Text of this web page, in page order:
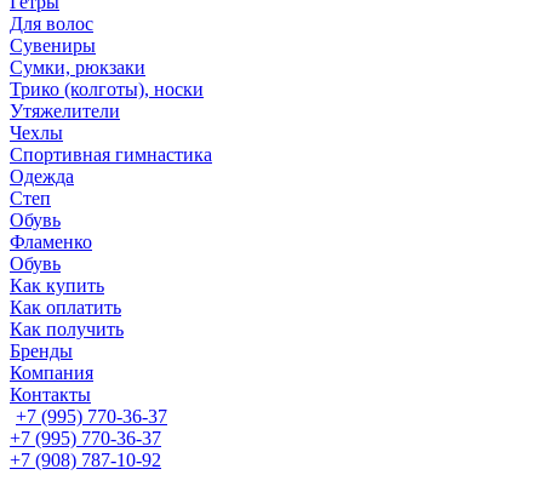
Для волос
Сувениры
Сумки, рюкзаки
Трико (колготы), носки
Утяжелители
Чехлы
Спортивная гимнастика
Одежда
Степ
Обувь
Фламенко
Обувь
Как купить
Как оплатить
Как получить
Бренды
Компания
Контакты
+7 (995) 770-36-37
+7 (995) 770-36-37
+7 (908) 787-10-92